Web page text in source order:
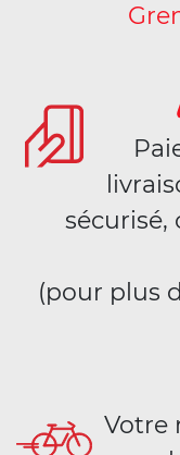
sécurisé,
(pour plus
Votre